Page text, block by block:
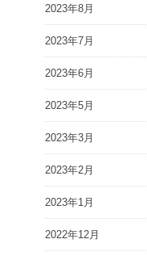
2023年8月
2023年7月
2023年6月
2023年5月
2023年3月
2023年2月
2023年1月
2022年12月